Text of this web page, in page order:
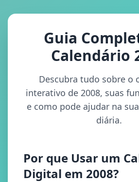
Guia
Calendário
Descubra tudo sobre o
interativo de 2008, suas
e como pode ajudar na
diária.
Por que Usar um
Digital em 2008?